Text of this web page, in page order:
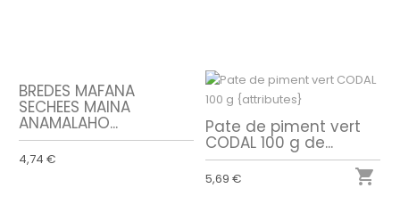
BREDES MAFANA
SECHEES MAINA
ANAMALAHO...
4,74 €
Pate de piment vert
CODAL 100 g de...
5,69 € 